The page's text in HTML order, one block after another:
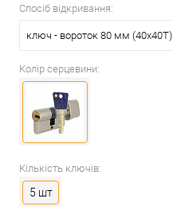
Спосіб відкривання:
ключ - вороток 80 мм (40x40T)
Колір серцевини:
Кількість ключів:
5 шт